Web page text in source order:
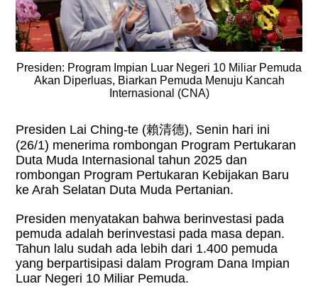
Presiden: Program Impian Luar Negeri 10 Miliar Pemuda
Akan Diperluas, Biarkan Pemuda Menuju Kancah
Internasional (CNA)
Presiden Lai Ching-te (賴清德), Senin hari ini
(26/1) menerima rombongan Program Pertukaran
Duta Muda Internasional tahun 2025 dan
rombongan Program Pertukaran Kebijakan Baru
ke Arah Selatan Duta Muda Pertanian.
Presiden menyatakan bahwa berinvestasi pada
pemuda adalah berinvestasi pada masa depan.
Tahun lalu sudah ada lebih dari 1.400 pemuda
yang berpartisipasi dalam Program Dana Impian
Luar Negeri 10 Miliar Pemuda.